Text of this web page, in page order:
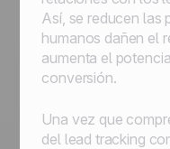
Así, se reducen las
humanos dañen el
aumenta el
conversión.
Una vez que
del lead tracking